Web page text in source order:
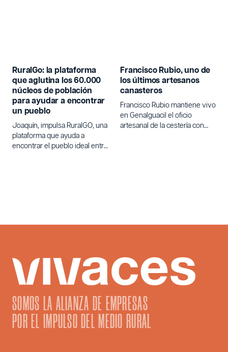
RuralGo: la plataforma
que aglutina los 60.000
núcleos de población
para ayudar a encontrar
un pueblo
Joaquín, impulsa RuralGO, una
plataforma que ayuda a
encontrar el pueblo ideal entre
Francisco Rubio, uno de
los últimos artesanos
canasteros
Francisco Rubio mantiene vivo
en Genalguacil el oficio
artesanal de la cestería con
SOMOS LA ALIANZA DE EMPRESAS
POR EL IMPULSO DEL MEDIO RURAL